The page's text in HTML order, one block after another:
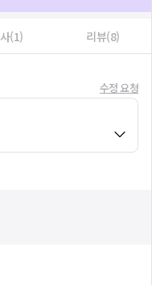
(1) 리뷰(8)
수정 요청